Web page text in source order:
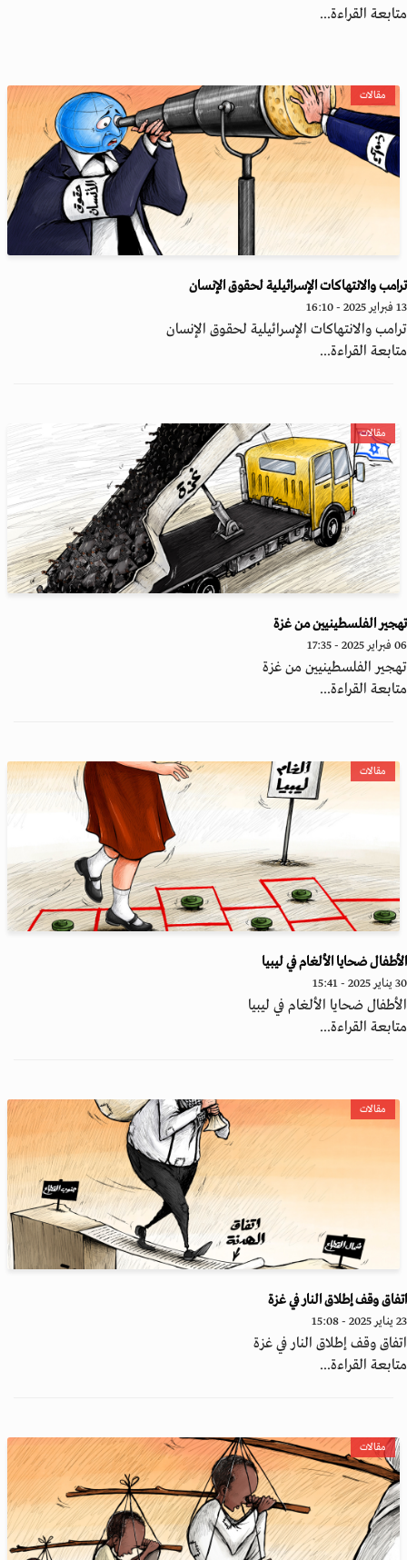
القراءة...
مقالات
والانتهاكات الإسرائيلية لحقوق الإنسان
16:10
والانتهاكات الإسرائيلية لحقوق الإنسان
القراءة...
مقالات
الفلسطينيين من غزة
- 17:35
الفلسطينيين من غزة
القراءة...
مقالات
ضحايا الألغام في ليبيا
15:41
ضحايا الألغام في ليبيا
القراءة...
مقالات
وقف إطلاق النار في غزة
وقف إطلاق النار في غزة
القراءة...
مقالات